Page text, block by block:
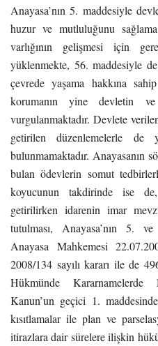
Anayasa’nın 5. maddesiyle
huzur ve mutluluğunu
varlığının gelişmesi için
yüklenmekte, 56. maddesiyle
çevrede yaşama hakkına
korumanın yine devletin
vurgulanmaktadır. Devlete
getirilen düzenlemelerle de
bulunmamaktadır. Anayasanın
bulan ödevlerin somut
koyucunun takdirinde ise
getirilirken idarenin imar
tutulması, Anayasa’nın 5.
Anayasa Mahkemesi
2008/134 sayılı kararı ile de
Hükmünde Kararnamelerde
Kanun’un geçici 1.
kısıtlamalar ile plan ve
itirazlara dair sürelere ilişkin